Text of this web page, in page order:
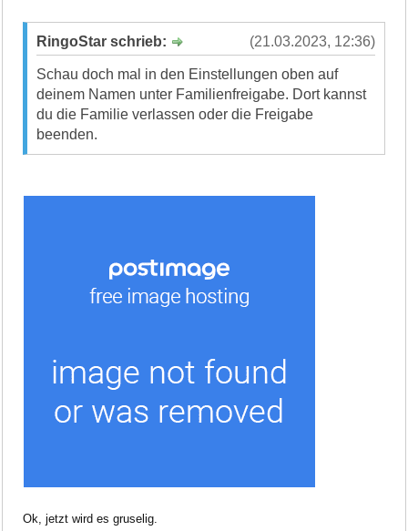
(21.03.2023, 12:36)
RingoStar schrieb:
Schau doch mal in den Einstellungen oben auf
deinem Namen unter Familienfreigabe. Dort kannst
du die Familie verlassen oder die Freigabe
beenden.
Ok, jetzt wird es gruselig.